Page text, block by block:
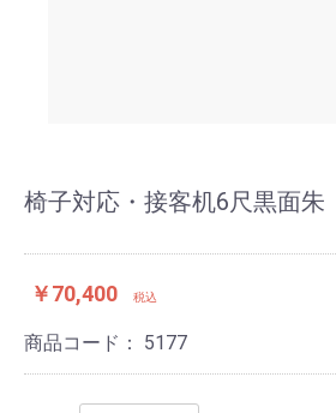
椅子対応・接客机6尺黒面朱
￥70,400 税込
商品コード： 5177